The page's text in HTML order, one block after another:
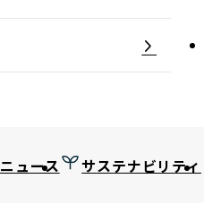
ニュース サステナビリティ